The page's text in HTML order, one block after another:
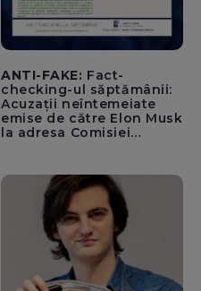
ANTI-FAKE: Fact-
checking-ul săptămânii:
Acuzații neîntemeiate
emise de către Elon Musk
la adresa Comisiei
pentru instaurarea
„cenzurii” pe platforma X